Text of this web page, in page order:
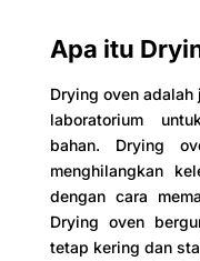
Apa itu
Drying oven
laboratorium
bahan. Drying
menghilangkan
dengan cara
Drying oven
tetap kering dan